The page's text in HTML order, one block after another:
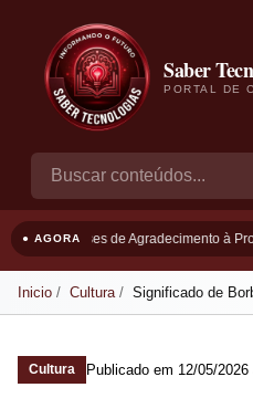
Saber
PORTAL DE
● AGORAFrases de Agradecimento à
Inicio Cultura Significado de
Cultura Publicado em 12/05/